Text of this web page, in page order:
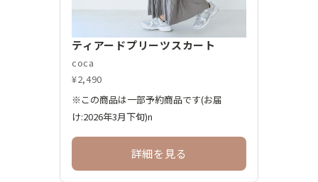
ティアードプリーツスカート
coca
¥2,490
※この商品は一部予約商品です(お届
け:2026年3月下旬)n
詳細を見る